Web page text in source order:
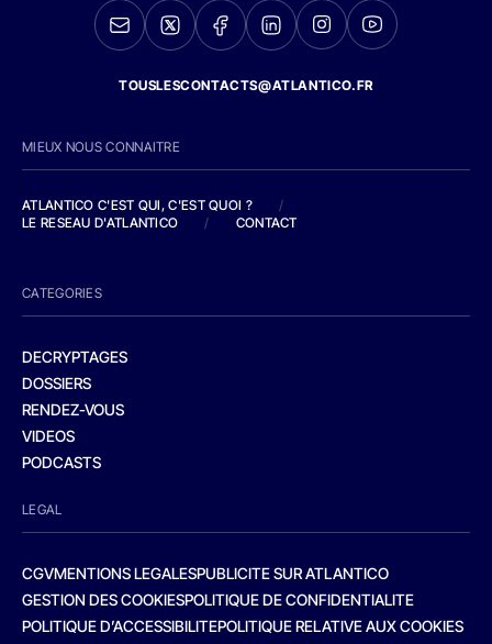
TOUSLESCONTACTS@ATLANTICO.FR
MIEUX NOUS CONNAITRE
ATLANTICO C'EST QUI, C'EST QUOI ?
/
LE RESEAU D'ATLANTICO
/ CONTACT
CATEGORIES
DECRYPTAGES
DOSSIERS
RENDEZ-VOUS
VIDEOS
PODCASTS
LEGAL
CGVMENTIONS LEGALESPUBLICITE SUR ATLANTICO
GESTION DES COOKIESPOLITIQUE DE CONFIDENTIALITE
POLITIQUE D’ACCESSIBILITEPOLITIQUE RELATIVE AUX COOKIES